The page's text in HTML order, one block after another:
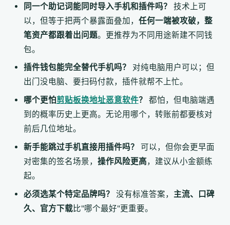
同一个助记词能同时导入手机和插件吗？
技术上可
以，但等于把两个暴露面叠加， 任何一端被攻破，整
笔资产都跟着出问题。更推荐为不同用途新建不同钱
包。
插件钱包能完全替代手机吗？
对纯电脑用户可以；但
出门没电脑、要扫码付款，插件就帮不上忙。
哪个更怕剪贴板换地址恶意软件？
都怕，但电脑端遇
到的概率历史上更高。无论用哪个，转账前都要核对
前后几位地址。
新手能跳过手机直接用插件吗？
可以，但你会更早面
对密集的签名场景， 操作风险更高，建议从小金额练
起。
必须选某个特定品牌吗？
没有标准答案， 主流、口碑
久、官方下载比"哪个最好"更重要。